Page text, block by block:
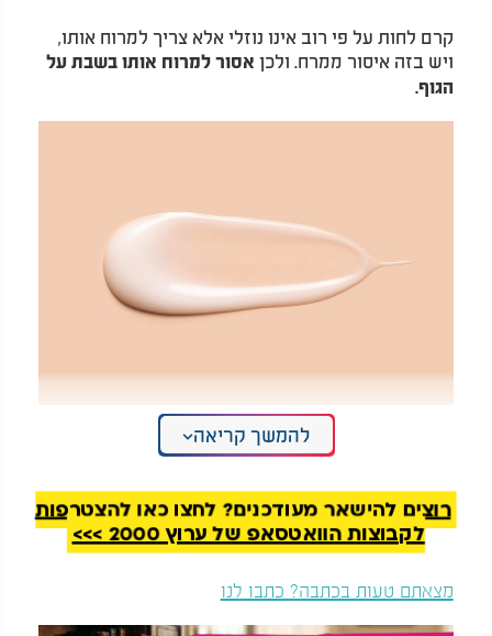
קרם לחות על פי רוב אינו נוזלי אלא צריך למרוח אותו,
ויש בזה איסור ממרח. ולכן אסור למרוח אותו בשבת על
הגוף.
האם מותר לשים בושם בשבת? דאודורנט?
ומה לגבי קרם ידיים?
להמשך קריאה
רוצים להישאר מעודכנים? לחצו כאן להצטרפות
לקבוצות הוואטסאפ של ערוץ 2000 >>>
מצאתם טעות בכתבה? כתבו לנו